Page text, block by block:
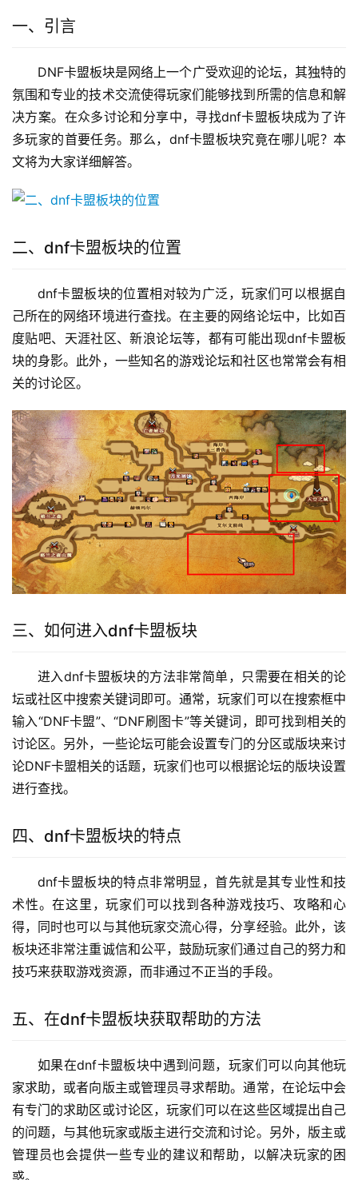
一、引言
DNF卡盟板块是网络上一个广受欢迎的论坛，其独特的
氛围和专业的技术交流使得玩家们能够找到所需的信息和解
决方案。在众多讨论和分享中，寻找dnf卡盟板块成为了许
多玩家的首要任务。那么，dnf卡盟板块究竟在哪儿呢？本
文将为大家详细解答。
二、dnf卡盟板块的位置
dnf卡盟板块的位置相对较为广泛，玩家们可以根据自
己所在的网络环境进行查找。在主要的网络论坛中，比如百
度贴吧、天涯社区、新浪论坛等，都有可能出现dnf卡盟板
块的身影。此外，一些知名的游戏论坛和社区也常常会有相
关的讨论区。
三、如何进入dnf卡盟板块
进入dnf卡盟板块的方法非常简单，只需要在相关的论
坛或社区中搜索关键词即可。通常，玩家们可以在搜索框中
输入“DNF卡盟”、“DNF刷图卡”等关键词，即可找到相关的
讨论区。另外，一些论坛可能会设置专门的分区或版块来讨
论DNF卡盟相关的话题，玩家们也可以根据论坛的版块设置
进行查找。
四、dnf卡盟板块的特点
dnf卡盟板块的特点非常明显，首先就是其专业性和技
术性。在这里，玩家们可以找到各种游戏技巧、攻略和心
得，同时也可以与其他玩家交流心得，分享经验。此外，该
板块还非常注重诚信和公平，鼓励玩家们通过自己的努力和
技巧来获取游戏资源，而非通过不正当的手段。
五、在dnf卡盟板块获取帮助的方法
如果在dnf卡盟板块中遇到问题，玩家们可以向其他玩
家求助，或者向版主或管理员寻求帮助。通常，在论坛中会
有专门的求助区或讨论区，玩家们可以在这些区域提出自己
的问题，与其他玩家或版主进行交流和讨论。另外，版主或
管理员也会提供一些专业的建议和帮助，以解决玩家的困